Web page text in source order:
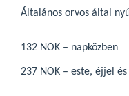
Általános orvos által
132 NOK – napközben
237 NOK – este, éjjel